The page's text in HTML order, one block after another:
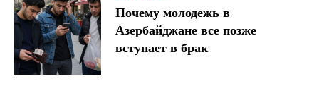
Почему молодежь в
Азербайджане все позже
вступает в брак